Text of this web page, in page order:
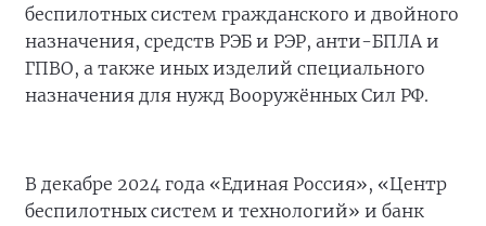
беспилотных систем гражданского и двойного
назначения, средств РЭБ и РЭР, анти-БПЛА и
ГПВО, а также иных изделий специального
назначения для нужд Вооружённых Сил РФ.
В декабре 2024 года «Единая Россия», «Центр
беспилотных систем и технологий» и банк